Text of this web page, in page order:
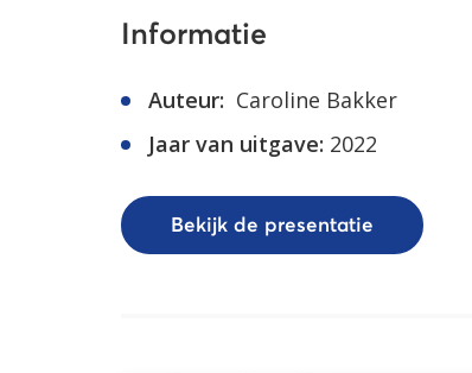
Informatie
Auteur: Caroline Bakker
Jaar van uitgave: 2022
Bekijk de presentatie